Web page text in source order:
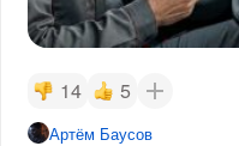
14 5
Артём Баусов